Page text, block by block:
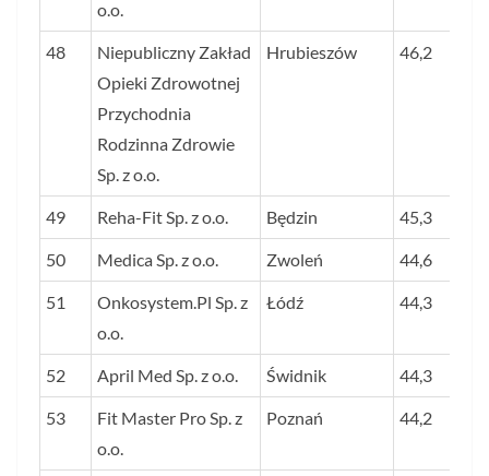
o.o.
48
Niepubliczny Zakład
Opieki Zdrowotnej
Przychodnia
Rodzinna Zdrowie
Sp. z o.o.
Hrubieszów 46,2
49 Reha-Fit Sp. z o.o. Będzin 45,3
50 Medica Sp. z o.o. Zwoleń 44,6
51
Onkosystem.Pl Sp. z
o.o.
Łódź 44,3
52 April Med Sp. z o.o. Świdnik 44,3
53
Fit Master Pro Sp. z
o.o.
Poznań 44,2